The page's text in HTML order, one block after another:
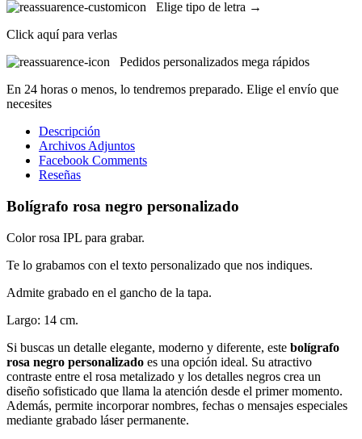
Elige tipo de letra →
Click aquí para verlas
Pedidos personalizados mega rápidos
En 24 horas o menos, lo tendremos preparado. Elige el envío que
necesites
Descripción
Archivos Adjuntos
Facebook Comments
Reseñas
Bolígrafo rosa negro personalizado
Color rosa IPL para grabar.
Te lo grabamos con el texto personalizado que nos indiques.
Admite grabado en el gancho de la tapa.
Largo: 14 cm.
Si buscas un detalle elegante, moderno y diferente, este bolígrafo
rosa negro personalizado es una opción ideal. Su atractivo
contraste entre el rosa metalizado y los detalles negros crea un
diseño sofisticado que llama la atención desde el primer momento.
Además, permite incorporar nombres, fechas o mensajes especiales
mediante grabado láser permanente.